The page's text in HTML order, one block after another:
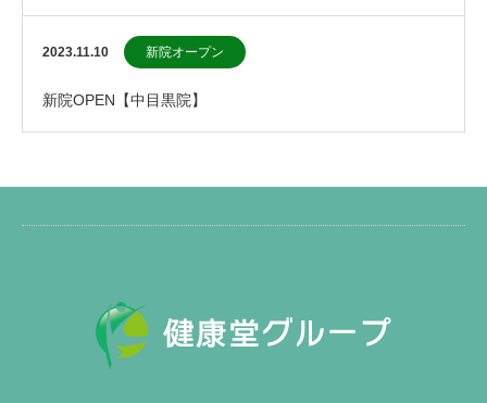
2023.11.10 新院オープン
新院OPEN【中目黒院】